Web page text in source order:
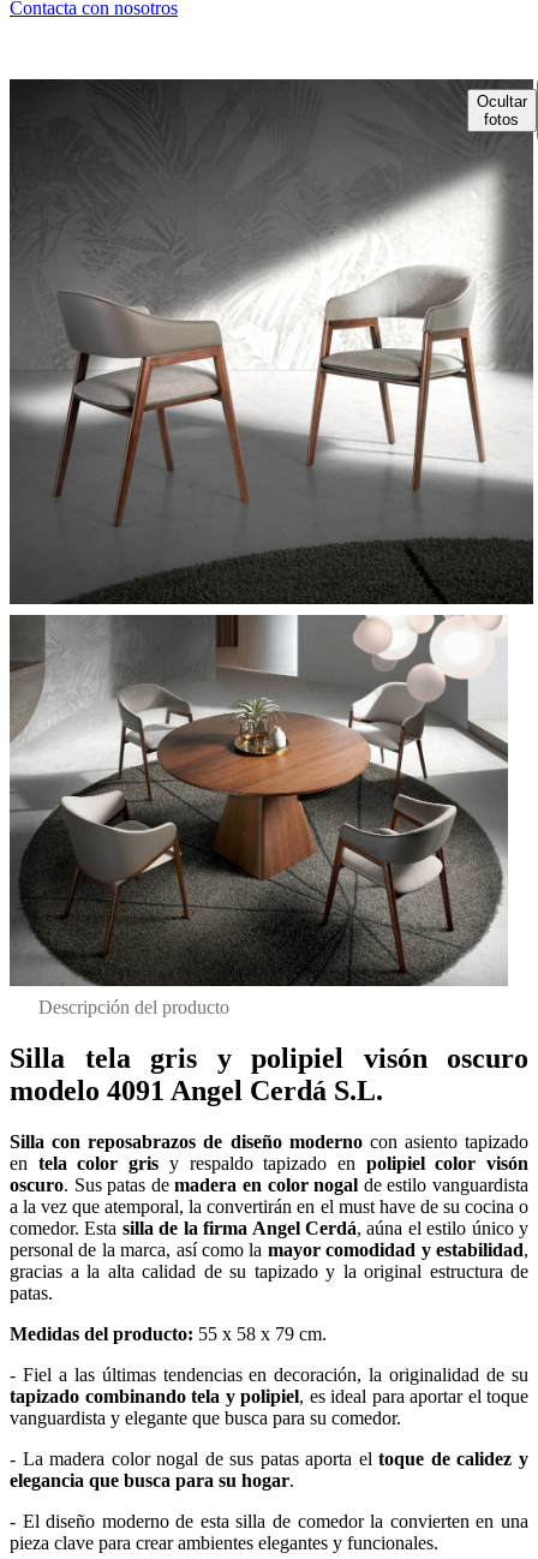
Contacta con nosotros
Ocultar
fotos
Descripción del producto
Silla tela gris y polipiel visón oscuro
modelo 4091 Angel Cerdá S.L.
Silla con reposabrazos de diseño modernocon asiento tapizado
en tela color gris y respaldo tapizado en polipiel color visón
oscuro. Sus patas demadera en color nogal de estilo vanguardista
a la vez que atemporal, la convertirán en el must have de su cocina o
comedor. Esta silla de la firma Angel Cerdá, aúna el estilo único y
personal de la marca, así como la mayor comodidad y estabilidad,
gracias a la alta calidad de su tapizado y la original estructura de
patas.
Medidas del producto: 55 x 58 x 79 cm.
- Fiel a las últimas tendencias en decoración, la originalidad de su
tapizado combinando tela y polipiel, es ideal para aportar el toque
vanguardista y elegante que busca para su comedor.
- La madera color nogal de sus patas aporta eltoque de calidez y
elegancia que busca para su hogar.
- El diseño moderno de esta silla de comedor la convierten en una
pieza clave para crear ambientes elegantes y funcionales.